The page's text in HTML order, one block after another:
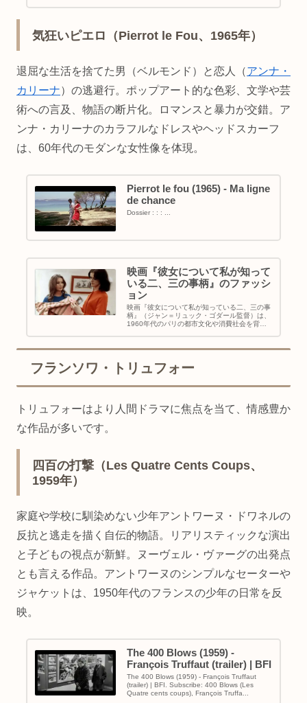
気狂いピエロ（Pierrot le Fou、1965年）
退屈な生活を捨てた男（ベルモンド）と恋人（アンナ・
カリーナ）の逃避行。ポップアート的な色彩、文学や芸
術への言及、物語の断片化。ロマンスと暴力が交錯。ア
ンナ・カリーナのカラフルなドレスやヘッドスカーフ
は、60年代のモダンな女性像を体現。
Pierrot le fou (1965) - Ma ligne
de chance
Dossier : : : ...
映画『彼女について私が知って
いる二、三の事柄』のファッシ
ョン
映画『彼女について私が知っている二、三の事
柄』（ジャン＝リュック・ゴダール監督）は、
1960年代のパリの都市文化や消費社会を背景
の特徴を詳しく解説します。
フランソワ・トリュフォー
トリュフォーはより人間ドラマに焦点を当て、情感豊か
な作品が多いです。
四百の打撃（Les Quatre Cents Coups、
1959年）
家庭や学校に馴染めない少年アントワーヌ・ドワネルの
反抗と逃走を描く自伝的物語。リアリスティックな演出
と子どもの視点が新鮮。ヌーヴェル・ヴァーグの出発点
とも言える作品。アントワーヌのシンプルなセーターや
ジャケットは、1950年代のフランスの少年の日常を反
映。
The 400 Blows (1959) -
François Truffaut (trailer) | BFI
The 400 Blows (1959) - François Truffaut
(trailer) | BFI. Subscribe: 400 Blows (Les
Quatre cents coups), François Truffa...